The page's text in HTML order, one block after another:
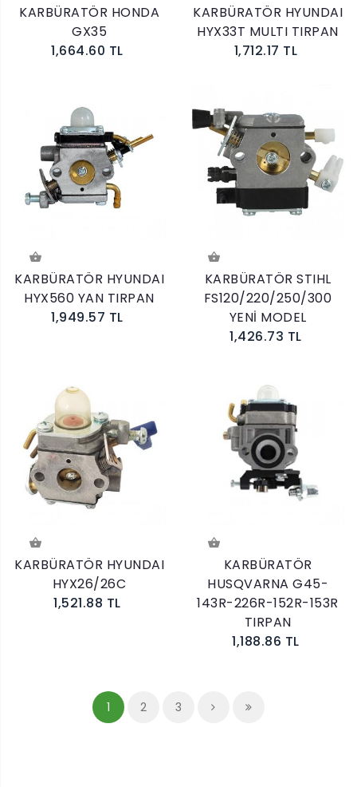
KARBÜRATÖR HONDA
GX35
1,664.60 TL
KARBÜRATÖR HYUNDAI
HYX33T MULTI TIRPAN
1,712.17 TL
KARBÜRATÖR HYUNDAI
HYX560 YAN TIRPAN
1,949.57 TL
KARBÜRATÖR STIHL
FS120/220/250/300
YENİ MODEL
1,426.73 TL
KARBÜRATÖR HYUNDAI
HYX26/26C
1,521.88 TL
KARBÜRATÖR
HUSQVARNA G45-
143R-226R-152R-153R
TIRPAN
1,188.86 TL
1 2 3